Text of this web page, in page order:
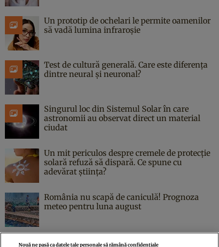
Un prototip de ochelari le permite oamenilor
să vadă lumina infraroșie
Test de cultură generală. Care este diferența
dintre neural și neuronal?
Singurul loc din Sistemul Solar în care
astronomii au observat direct un material
ciudat
Un mit periculos despre cremele de protecție
solară refuză să dispară. Ce spune cu
adevărat știința?
România nu scapă de caniculă! Prognoza
meteo pentru luna august
Nouă ne pasă ca datele tale personale să rămână confidențiale